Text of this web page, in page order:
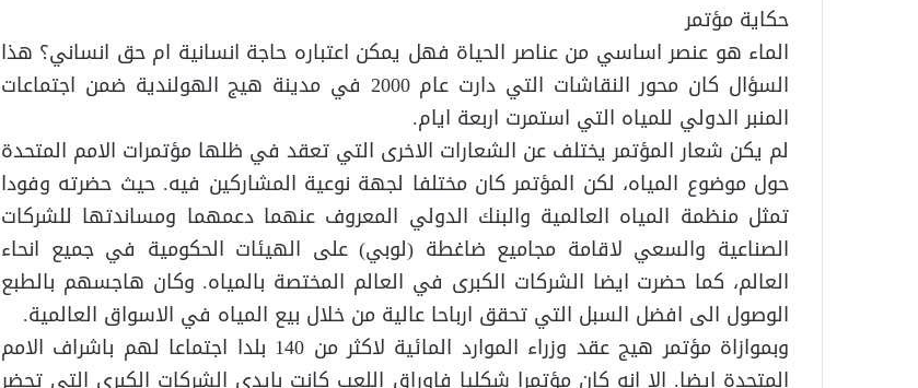
حكاية مؤتمر
الماء هو عنصر اساسي من عناصر الحياة فهل يمكن اعتباره حاجة انسانية ام حق انساني؟ هذا
السؤال كان محور النقاشات التي دارت عام 2000 في مدينة هيج الهولندية ضمن اجتماعات
المنبر الدولي للمياه التي استمرت اربعة ايام.
لم يكن شعار المؤتمر يختلف عن الشعارات الاخرى التي تعقد في ظلها مؤتمرات الامم المتحدة
حول موضوع المياه، لكن المؤتمر كان مختلفا لجهة نوعية المشاركين فيه. حيث حضرته وفودا
تمثل منظمة المياه العالمية والبنك الدولي المعروف عنهما دعمهما ومساندتها للشركات
الصناعية والسعي لاقامة مجاميع ضاغطة (لوبي) على الهيئات الحكومية في جميع انحاء
العالم، كما حضرت ايضا الشركات الكبرى في العالم المختصة بالمياه. وكان هاجسهم بالطبع
الوصول الى افضل السبل التي تحقق ارباحا عالية من خلال بيع المياه في الاسواق العالمية.
وبموازاة مؤتمر هيج عقد وزراء الموارد المائية لاكثر من 140 بلدا اجتماعا لهم باشراف الامم